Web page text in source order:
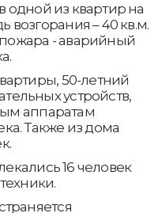
из квартир на
– 40 кв.м.
- аварийный
50-летний
устройств,
аппаратам
Также из дома
16 человек